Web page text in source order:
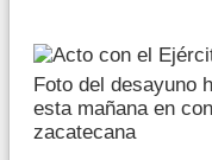
Foto del desayuno
esta mañana en
zacatecana